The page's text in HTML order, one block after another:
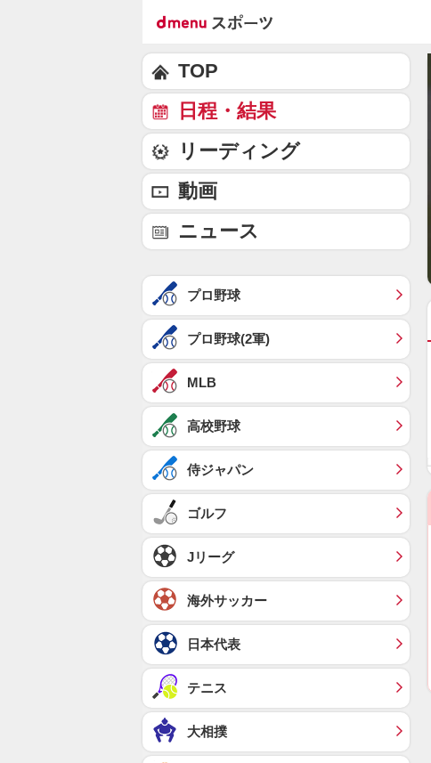
TOP
日程・結果
リーディング
動画
ニュース
プロ野球
プロ野球(2軍)
MLB
高校野球
侍ジャパン
ゴルフ
Jリーグ
海外サッカー
日本代表
テニス
大相撲